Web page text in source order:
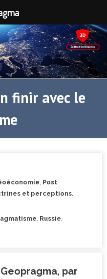
finir avec le
Post
et perceptions
Russie
par